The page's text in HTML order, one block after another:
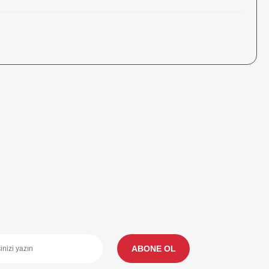
Anlayışınız için teşekkür ederiz.
ABONE OL